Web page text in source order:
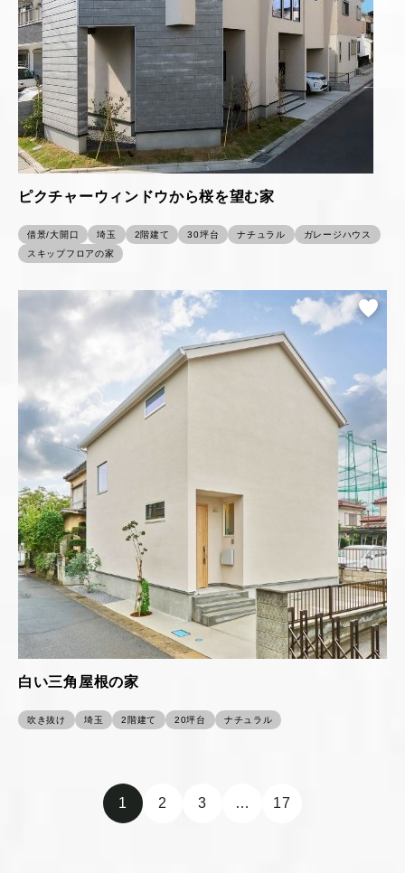
ピクチャーウィンドウから桜を望む家
借景/大開口 埼玉 2階建て 30坪台 ナチュラル
ガレージハウス
スキップフロアの家
白い三角屋根の家
吹き抜け 埼玉 2階建て 20坪台 ナチュラル
1 2 3 … 17